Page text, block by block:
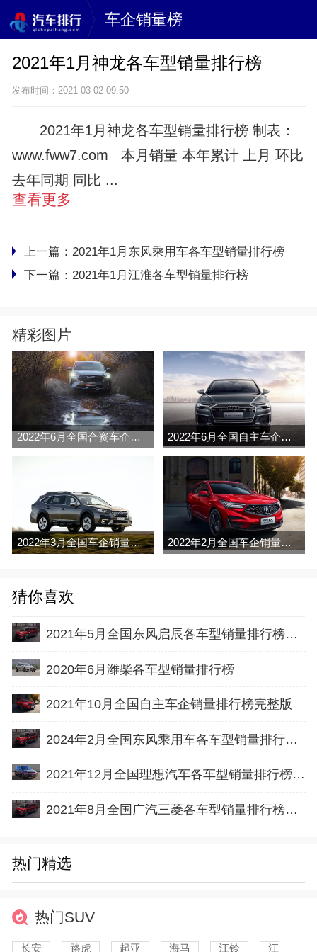
车企销量榜
2021年1月神龙各车型销量排行榜
发布时间：2021-03-02 09:50
2021年1月神龙各车型销量排行榜 制表：
www.fww7.com 本月销量 本年累计 上月 环比
去年同期 同比 ...
查看更多
上一篇： 2021年1月东风乘用车各车型销量排行榜
下一篇： 2021年1月江淮各车型销量排行榜
精彩图片
2022年6月全国合资车企销量排行榜完整版 2022年6月全国自主车企销量排行榜完整版
2022年3月全国车企销量排行榜完整版 2022年2月全国车企销量排行榜完整版
猜你喜欢
2021年5月全国东风启辰各车型销量排行榜完整版
2020年6月潍柴各车型销量排行榜
2021年10月全国自主车企销量排行榜完整版
2024年2月全国东风乘用车各车型销量排行榜完整版
2021年12月全国理想汽车各车型销量排行榜完整版
2021年8月全国广汽三菱各车型销量排行榜完整版
热门精选
热门SUV
长安 路虎 起亚 海马 江铃 江